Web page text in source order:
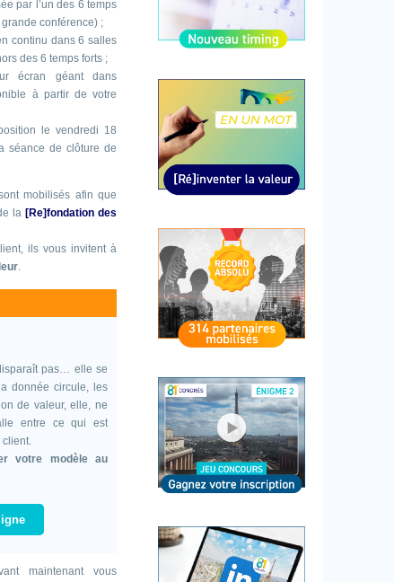
par l’un des 6 temps
conférence) ;
continu dans 6 salles
des 6 temps forts ;
écran géant dans
à partir de votre
le vendredi 18
séance de clôture de
mobilisés afin que
la [Re]fondation des
ils vous invitent à
.
pas… elle se
donnée circule, les
de valeur, elle, ne
entre ce qui est
votre modèle au
maintenant vous